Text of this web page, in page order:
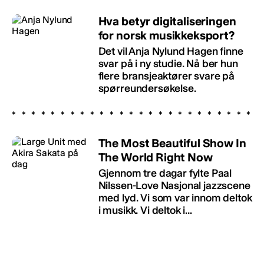
Hva betyr digitaliseringen
for norsk musikkeksport?
Det vil Anja Nylund Hagen finne
svar på i ny studie. Nå ber hun
flere bransjeaktører svare på
spørreundersøkelse.
The Most Beautiful Show In
The World Right Now
Gjennom tre dagar fylte Paal
Nilssen-Love Nasjonal jazzscene
med lyd. Vi som var innom deltok
i musikk. Vi deltok i...